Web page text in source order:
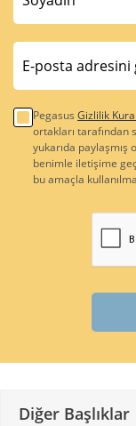
Pegasus Gizlilik
ortakları tarafından
yukarıda
benimle iletişime
bu amaçla
Diğer Başlıklar